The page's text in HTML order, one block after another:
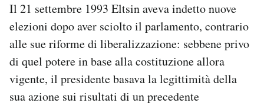
Il 21 settembre 1993 Eltsin aveva indetto nuove
elezioni dopo aver sciolto il parlamento, contrario
alle sue riforme di liberalizzazione: sebbene privo
di quel potere in base alla costituzione allora
vigente, il presidente basava la legittimità della
sua azione sui risultati di un precedente